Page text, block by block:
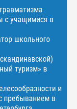
с учащимися в
школьного
туризм» в
и
пребыванием в